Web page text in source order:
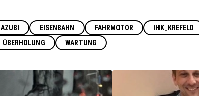
AZUBI EISENBAHN FAHRMOTOR IHK_KREFELD
ÜBERHOLUNG WARTUNG